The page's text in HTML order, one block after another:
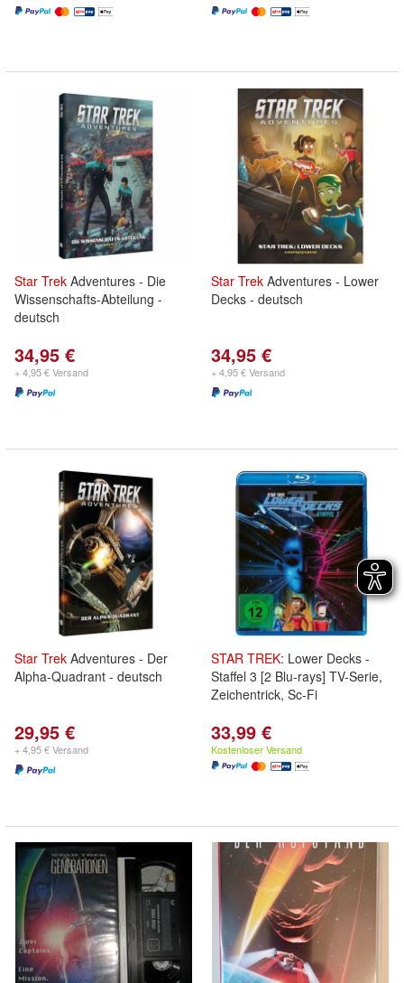
Star Trek Adventures - Die
Wissenschafts-Abteilung -
deutsch
34,95 €
+ 4,95 € Versand
Star Trek Adventures - Lower
Decks - deutsch
34,95 €
+ 4,95 € Versand
Star Trek Adventures - Der
Alpha-Quadrant - deutsch
29,95 €
+ 4,95 € Versand
STAR TREK: Lower Decks -
Staffel 3 [2 Blu-rays] TV-Serie,
Zeichentrick, Sc-Fi
33,99 €
Kostenloser Versand